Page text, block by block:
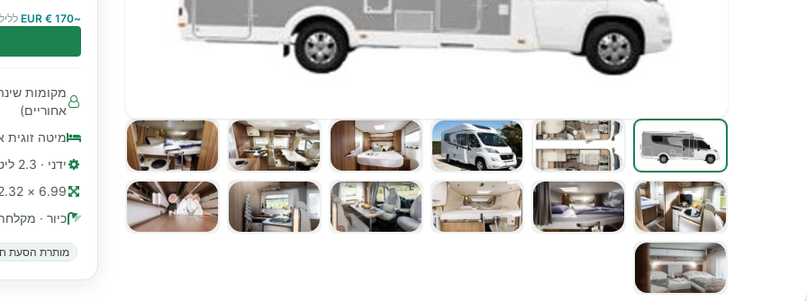
~170 € EUR
אחוריים)
מיטה זוגית
ידני · 2.3 ליטר, 140 כ"ס
6.99 × 2.32 מ׳ (≈ 23 רגל)
כיור ·
מותרת הסעת